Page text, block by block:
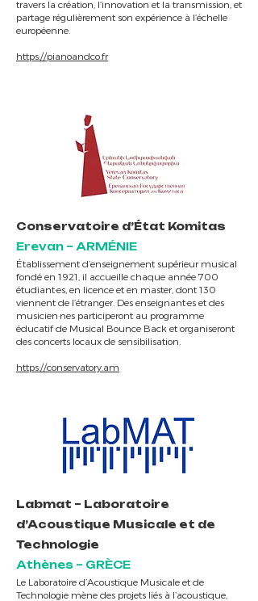
travers la création, l’innovation et la transmission, et
partage régulièrement son expérience à l’échelle
européenne.
https://pianoandco.fr
Conservatoire d’État Komitas
Erevan – ARMÉNIE
Établissement d’enseignement supérieur musical
fondé en 1921, il accueille chaque année 700
étudiant·es, en licence et en master, dont 130
viennent de l’étranger. Des enseignant·es et des
musicien·nes participeront au programme
éducatif de Musical Bounce Back et organiseront
des concerts locaux de sensibilisation.
https://conservatory.am
Labmat – Laboratoire
d’Acoustique Musicale et de
Technologie
Athènes – GRÈCE
Le Laboratoire d’Acoustique Musicale et de
Technologie mène des projets liés à l’acoustique,